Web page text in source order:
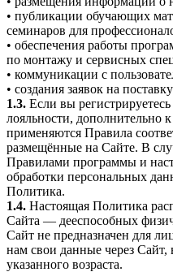
• публикации обучающих
семинаров для
• обеспечения работы
по монтажу и сервисных
• коммуникации с
• создания заявок на
1.3. Если вы
лояльности, дополнительно
применяются Правила
размещённые на Сайте. В
Правилами программы и
обработки персональных
Политика.
1.4. Настоящая Политика
Сайта — дееспособных
Сайт не предназначен для
нам свои данные через Сайт,
указанного возраста.